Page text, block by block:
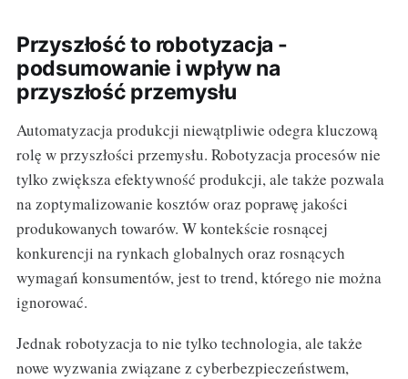
Przyszłość to robotyzacja -
podsumowanie i wpływ na
przyszłość przemysłu
Automatyzacja produkcji niewątpliwie odegra kluczową
rolę w przyszłości przemysłu. Robotyzacja procesów nie
tylko zwiększa efektywność produkcji, ale także pozwala
na zoptymalizowanie kosztów oraz poprawę jakości
produkowanych towarów. W kontekście rosnącej
konkurencji na rynkach globalnych oraz rosnących
wymagań konsumentów, jest to trend, którego nie można
ignorować.
Jednak robotyzacja to nie tylko technologia, ale także
nowe wyzwania związane z cyberbezpieczeństwem,